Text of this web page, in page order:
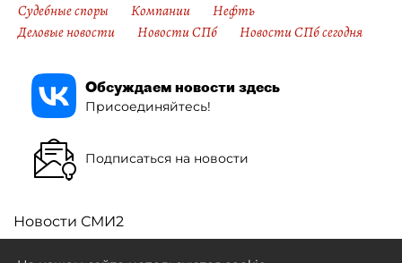
Судебные споры
Компании
Нефть
Деловые новости
Новости СПб Новости СПб сегодня
Обсуждаем новости здесь
Присоединяйтесь!
Подписаться на новости
Новости СМИ2